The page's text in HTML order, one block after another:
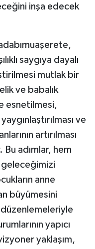
inşa edecek
saygıya dayalı
mutlak bir
ve babalık
esnetilmesi,
ve
artırılması
Bu adımlar, hem
geleceğimizi
anne
büyümesini
yapıcı
yaklaşım,